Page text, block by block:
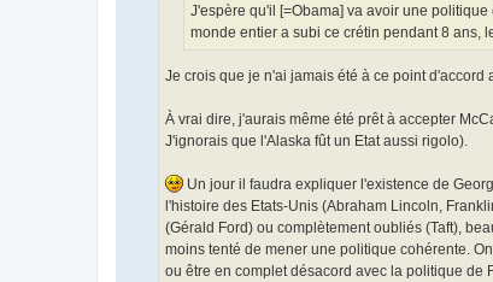
J'espère qu'il [=Obama] va avoir une
monde entier a subi ce crétin pendant 8 ans,
Je crois que je n'ai jamais été à ce point
À vrai dire, j'aurais même été prêt à accepter
J'ignorais que l'Alaska fût un Etat aussi rigolo).
Un jour il faudra expliquer l'existence de
l'histoire des Etats-Unis (Abraham Lincoln,
(Gérald Ford) ou complètement oubliés (Taft),
moins tenté de mener une politique cohérente.
ou être en complet désacord avec la politique de